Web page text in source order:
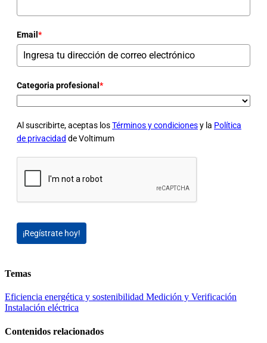
Email *
Categoria profesional *
Al suscribirte, aceptas losTérminos y condicionesy la Política
de privacidad de Voltimum
¡Regístrate hoy!
Temas
Eficiencia energética y sostenibilidad Medición y Verificación
Instalación eléctrica
Contenidos relacionados